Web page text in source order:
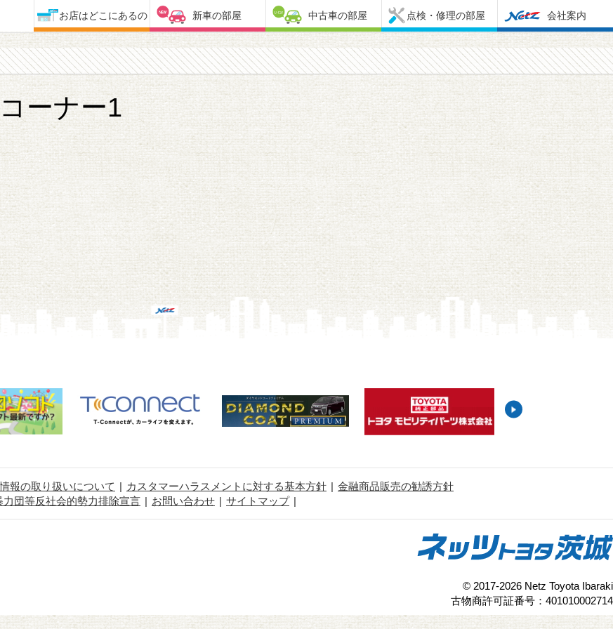
お店はどこにあるの 新車の部屋 中古車の部屋 点検・修理の部屋 会社案内
ーナー1
報の取り扱いについて カスタマーハラスメントに対する基本方針
金融商品販売の勧誘方針
力団等反社会的勢力排除宣言
お問い合わせ サイトマップ
© 2017-2026 Netz Toyota Ibaraki
古物商許可証番号：401010002714